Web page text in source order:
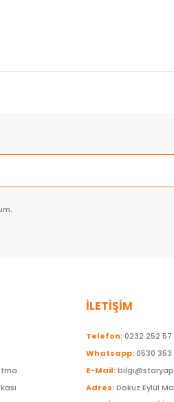
İLETİŞİM
Telefon:0232 252 57
Whatsapp:0530 353
E-Mail:
Adres:Dokuz Eylül